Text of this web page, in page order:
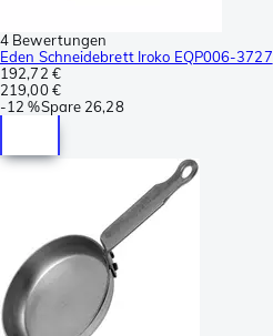
4 Bewertungen
Eden Schneidebrett Iroko EQP006-3727
192,72 €
219,00 €
-12 %Spare 26,28